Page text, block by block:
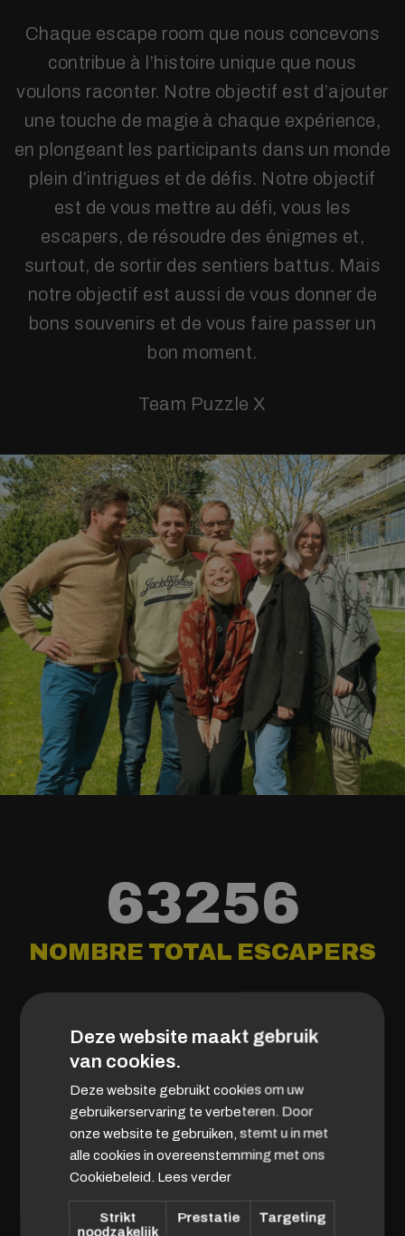
Chaque escape room que nous concevons
contribue à l’histoire unique que nous
voulons raconter. Notre objectif est d’ajouter
une touche de magie à chaque expérience,
en plongeant les participants dans un monde
plein d’intrigues et de défis. Notre objectif
est de vous mettre au défi, vous les
escapers, de résoudre des énigmes et,
surtout, de sortir des sentiers battus. Mais
notre objectif est aussi de vous donner de
bons souvenirs et de vous faire passer un
bon moment.
Team Puzzle X
63256
NOMBRE TOTAL ESCAPERS
Deze website maakt gebruik
van cookies.
Deze website gebruikt cookies om uw
gebruikerservaring te verbeteren. Door
onze website te gebruiken, stemt u in met
alle cookies in overeenstemming met ons
Cookiebeleid. Lees verder
Strikt
noodzakelijk
Prestatie Targeting